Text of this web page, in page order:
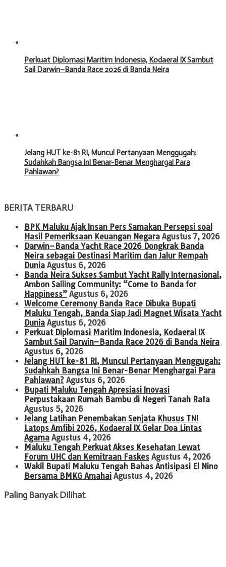
Perkuat Diplomasi Maritim Indonesia, Kodaeral IX Sambut
Sail Darwin–Banda Race 2026 di Banda Neira
Jelang HUT ke-81 RI, Muncul Pertanyaan Menggugah:
Sudahkah Bangsa Ini Benar-Benar Menghargai Para
Pahlawan?
BERITA TERBARU
BPK Maluku Ajak Insan Pers Samakan Persepsi soal
Hasil Pemeriksaan Keuangan Negara Agustus 7, 2026
Darwin–Banda Yacht Race 2026 Dongkrak Banda
Neira sebagai Destinasi Maritim dan Jalur Rempah
Dunia Agustus 6, 2026
Banda Neira Sukses Sambut Yacht Rally Internasional,
Ambon Sailing Community: “Come to Banda for
Happiness” Agustus 6, 2026
Welcome Ceremony Banda Race Dibuka Bupati
Maluku Tengah, Banda Siap Jadi Magnet Wisata Yacht
Dunia Agustus 6, 2026
Perkuat Diplomasi Maritim Indonesia, Kodaeral IX
Sambut Sail Darwin–Banda Race 2026 di Banda Neira
Agustus 6, 2026
Jelang HUT ke-81 RI, Muncul Pertanyaan Menggugah:
Sudahkah Bangsa Ini Benar-Benar Menghargai Para
Pahlawan? Agustus 6, 2026
Bupati Maluku Tengah Apresiasi Inovasi
Perpustakaan Rumah Bambu di Negeri Tanah Rata
Agustus 5, 2026
Jelang Latihan Penembakan Senjata Khusus TNI
Latops Amfibi 2026, Kodaeral IX Gelar Doa Lintas
Agama Agustus 4, 2026
Maluku Tengah Perkuat Akses Kesehatan Lewat
Forum UHC dan Kemitraan Faskes Agustus 4, 2026
Wakil Bupati Maluku Tengah Bahas Antisipasi El Nino
Bersama BMKG Amahai Agustus 4, 2026
Paling Banyak Dilihat